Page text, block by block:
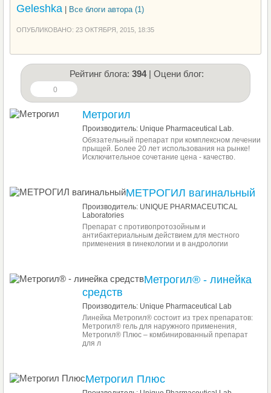
Geleshka Все блоги автора (1)
ОПУБЛИКОВАНО: 23 ОКТЯБРЯ, 2015, 18:35
Рейтинг блога: 394| Оцени блог:
0
Метрогил
Производитель: Unique Pharmaceutical Lab.
Обязательный препарат при комплексном лечении
прыщей. Более 20 лет использования на рынке!
Исключительное сочетание цена - качество.
МЕТРОГИЛ вагинальный
Производитель: UNIQUE PHARMACEUTICAL
Laboratories
Препарат с противопротозойным и
антибактериальным действием для местного
применения в гинекологии и в андрологии
Метрогил® - линейка
средств
Производитель: Unique Pharmaceutical Lab
Линейка Метрогил® состоит из трех препаратов:
Метрогил® гель для наружного применения,
Метрогил® Плюс – комбинированный препарат
для л
Метрогил Плюс